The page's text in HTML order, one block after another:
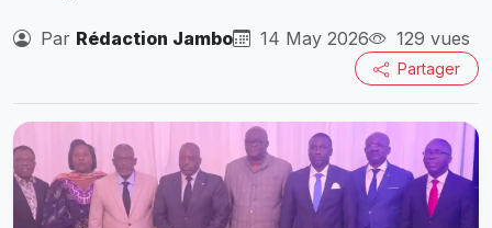
Par Rédaction Jambo 14 May 2026 129 vues
Partager